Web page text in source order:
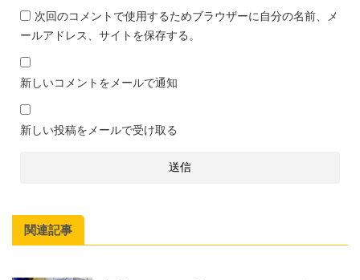
次回のコメントで使用するためブラウザーに自分の名前、メ
ールアドレス、サイトを保存する。
新しいコメントをメールで通知
新しい投稿をメールで受け取る
関連記事